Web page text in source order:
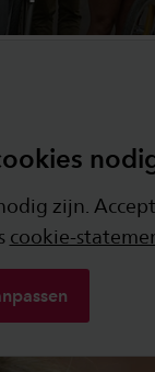
zijn.
cookie-